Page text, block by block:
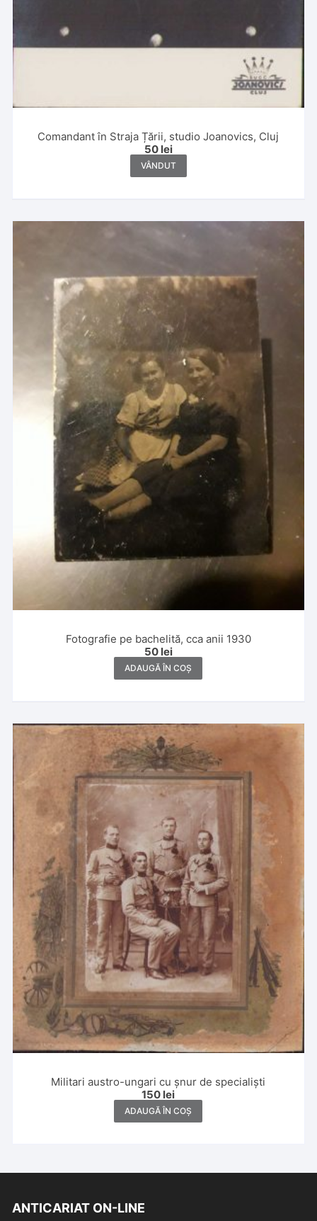
Comandant în Straja Țării, studio Joanovics, Cluj
50 lei
VÂNDUT
Fotografie pe bachelită, cca anii 1930
50 lei
ADAUGĂ ÎN COȘ
Militari austro-ungari cu șnur de specialiști
150 lei
ADAUGĂ ÎN COȘ
ANTICARIAT ON-LINE